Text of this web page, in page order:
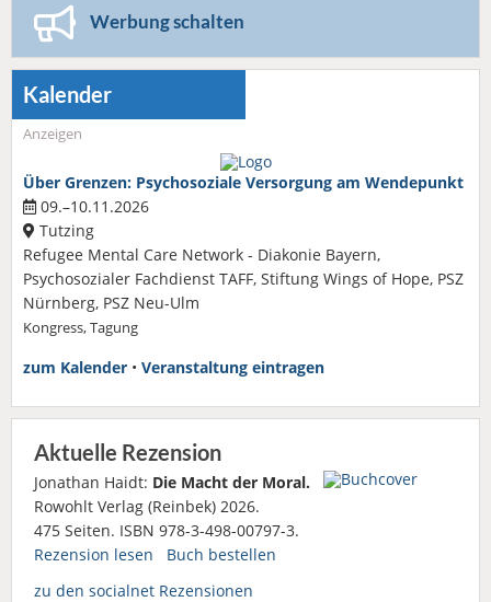
Werbung schalten
Kalender
Anzeigen
Über Grenzen: Psychosoziale Versorgung am Wendepunkt
09.–10.11.2026
Tutzing
Refugee Mental Care Network - Diakonie Bayern,
Psychosozialer Fachdienst TAFF, Stiftung Wings of Hope, PSZ
Nürnberg, PSZ Neu-Ulm
Kongress, Tagung
zum Kalender • Veranstaltung eintragen
Aktuelle Rezension
Jonathan Haidt: Die Macht der Moral.
Rowohlt Verlag (Reinbek) 2026.
475 Seiten. ISBN 978-3-498-00797-3.
Rezension lesen
Buch bestellen
zu den socialnet Rezensionen